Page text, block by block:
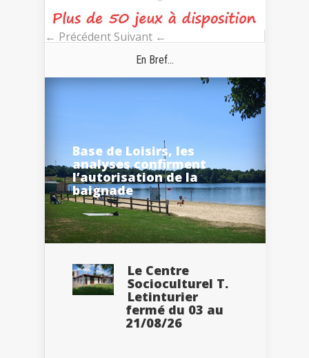
← Précédent Suivant ←
En Bref...
Base de Loisirs, les
analyses confirment
l’autorisation de la
baignade
Le Centre
Socioculturel T.
Letinturier
fermé du 03 au
21/08/26